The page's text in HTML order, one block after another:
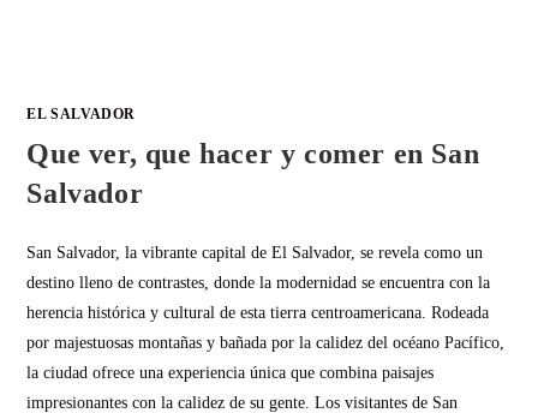
EL SALVADOR
Que ver, que hacer y comer en San
Salvador
San Salvador, la vibrante capital de El Salvador, se revela como un
destino lleno de contrastes, donde la modernidad se encuentra con la
herencia histórica y cultural de esta tierra centroamericana. Rodeada
por majestuosas montañas y bañada por la calidez del océano Pacífico,
la ciudad ofrece una experiencia única que combina paisajes
impresionantes con la calidez de su gente. Los visitantes de San